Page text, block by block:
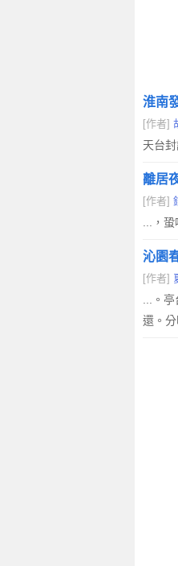
淮南
[作者]
天台
離居
[作者]
...，
沁園
[作者]
...。
還。